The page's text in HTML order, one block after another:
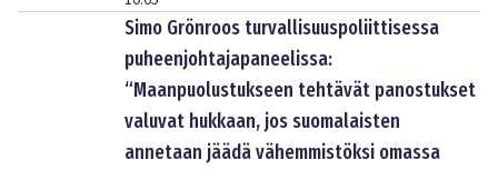
Simo Grönroos turvallisuuspoliittisessa
puheenjohtajapaneelissa:
“Maanpuolustukseen tehtävät panostukset
valuvat hukkaan, jos suomalaisten
annetaan jäädä vähemmistöksi omassa